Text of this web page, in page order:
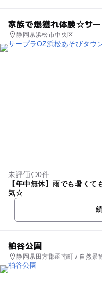
家族で爆獲れ体験☆サ
静岡県浜松市中央区
未評価
0件
【年中無休】雨でも暑く
気☆
柏谷公園
静岡県田方郡函南町 / 自然景